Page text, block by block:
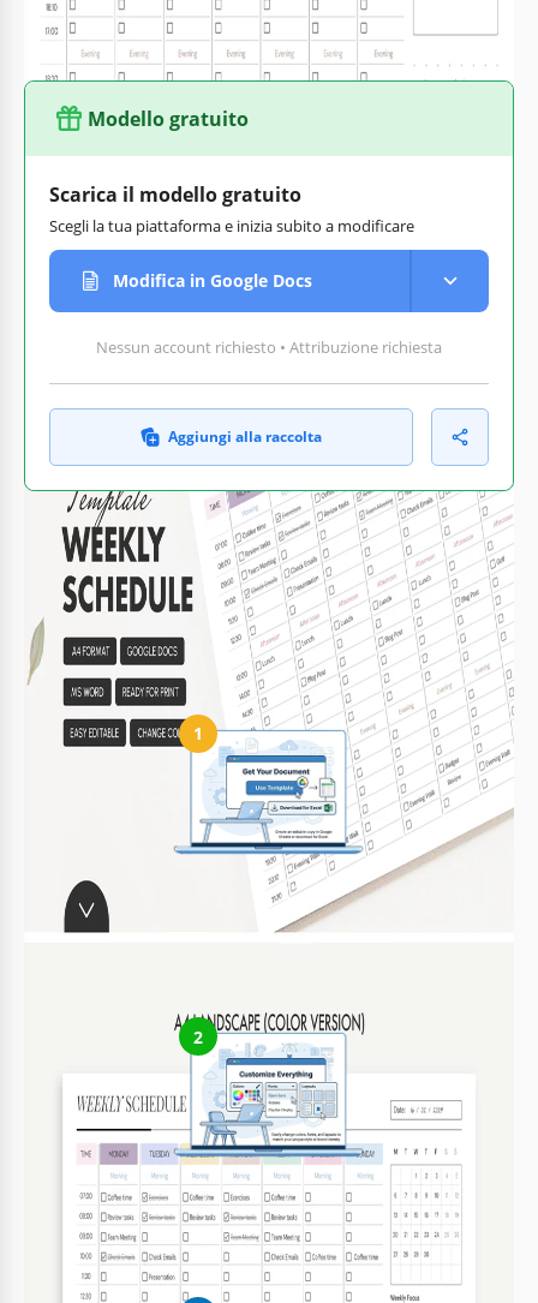
Stile
Modello gratuito
Scarica il modello gratuito
Scegli la tua piattaforma e inizia subito a modificare
Modifica in Google Docs
Nessun account richiesto • Attribuzione richiesta
Aggiungi alla raccolta
Personalizza testo,
immagini e colori
Pronto per la stampa a casa
o in ufficio
Come usare e modificare questo modello
1
Ottieni il tuo documento
Clicca su "Modifica modello" per creare una copia modificabile
2
Personalizza tutto
Modifica facilmente colori, font e layout secondo il tuo stile